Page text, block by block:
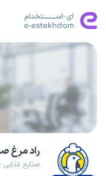
راد مرغ
صنایع غذایی